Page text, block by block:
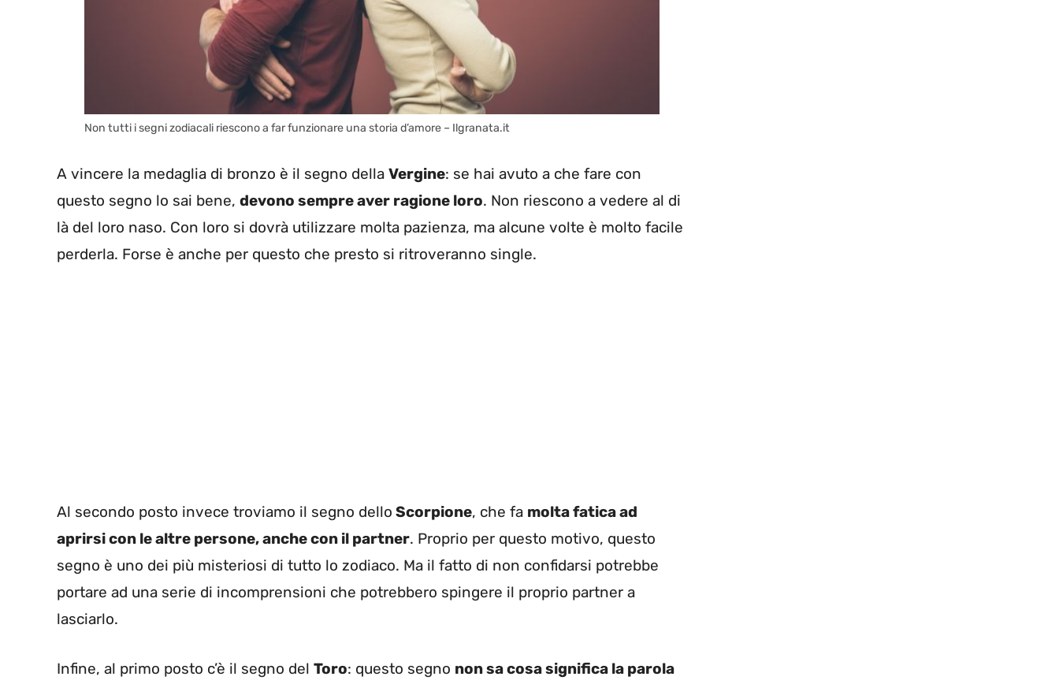
Non tutti i segni zodiacali riescono a far funzionare una storia d’amore – Ilgranata.it
A vincere la medaglia di bronzo è il segno della Vergine: se hai avuto a che fare con
questo segno lo sai bene, devono sempre aver ragione loro. Non riescono a vedere al di
là del loro naso. Con loro si dovrà utilizzare molta pazienza, ma alcune volte è molto facile
perderla. Forse è anche per questo che presto si ritroveranno single.
Al secondo posto invece troviamo il segno dello Scorpione, che fa molta fatica ad
aprirsi con le altre persone, anche con il partner. Proprio per questo motivo, questo
segno è uno dei più misteriosi di tutto lo zodiaco. Ma il fatto di non confidarsi potrebbe
portare ad una serie di incomprensioni che potrebbero spingere il proprio partner a
lasciarlo.
Infine, al primo posto c’è il segno del Toro: questo segno non sa cosa significa la parola